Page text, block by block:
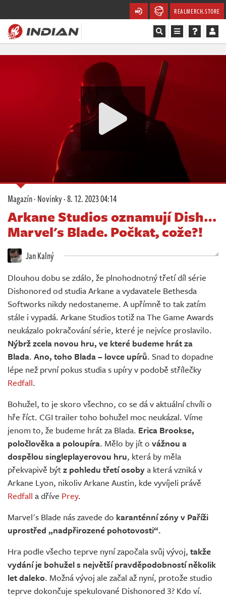
REALMERCH.STORE
Komunita
Redakce
Živě
Magazín·Novinky·8. 12. 2023 04:14
Arkane Studios oznamují Dish…
Marvel's Blade. Počkat, cože?!
Jan Kalný
Dlouhou dobu se zdálo, že plnohodnotný třetí díl série
Dishonored od studia Arkane a vydavatele Bethesda
Softworks nikdy nedostaneme. A upřímně to tak zatím
stále i vypadá. Arkane Studios totiž na The Game Awards
neukázalo pokračování série, které je nejvíce proslavilo.
Nýbrž zcela novou hru, ve které budeme hrát za
Blada. Ano, toho Blada – lovce upírů. Snad to dopadne
lépe než první pokus studia s upíry v podobě střílečky
Redfall.
Bohužel, to je skoro všechno, co se dá v aktuální chvíli o
hře říct. CGI trailer toho bohužel moc neukázal. Víme
jenom to, že budeme hrát za Blada. Erica Brookse,
poločlověka a poloupíra. Mělo by jít o vážnou a
dospělou singleplayerovou hru, která by měla
překvapivě býtz pohledu třetí osobya která vzniká v
Arkane Lyon, nikoliv Arkane Austin, kde vyvíjeli právě
Redfall a dříve Prey.
Marvel's Blade nás zavede do karanténní zóny v Paříži
uprostřed „nadpřirozené pohotovosti“.
Hra podle všecho teprve nyní započala svůj vývoj, takže
vydání je bohužel s největší pravděpodobností několik
let daleko. Možná vývoj ale začal až nyní, protože studio
teprve dokončuje spekulované Dishonored 3? Kdo ví.